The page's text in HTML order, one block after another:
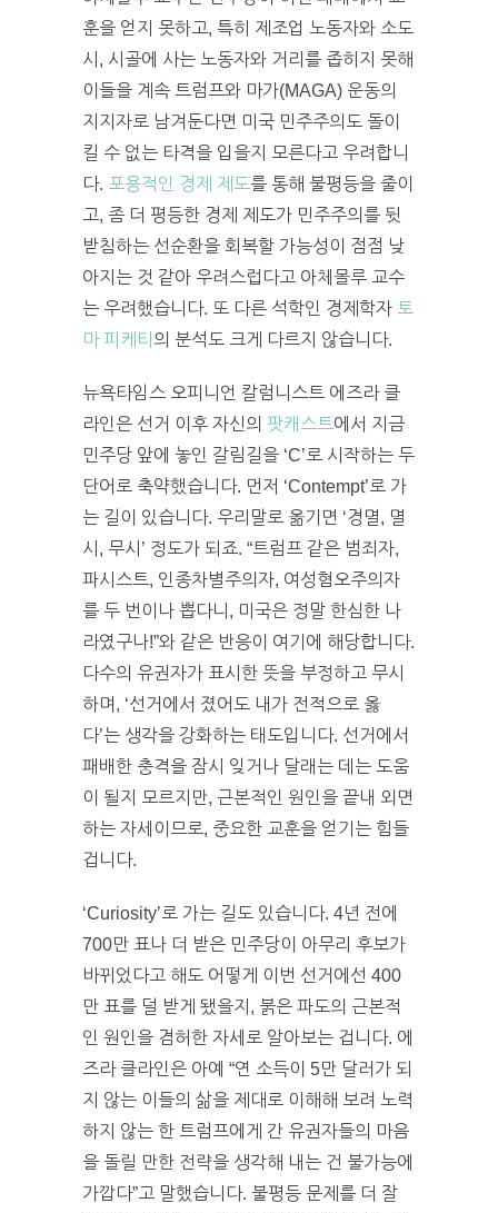
훈을 얻지 못하고, 특히 제조업 노동자와 소도
시, 시골에 사는 노동자와 거리를 좁히지 못해
이들을 계속 트럼프와 마가(MAGA) 운동의
지지자로 남겨둔다면 미국 민주주의도 돌이
킬 수 없는 타격을 입을지 모른다고 우려합니
다. 포용적인 경제 제도를 통해 불평등을 줄이
고, 좀 더 평등한 경제 제도가 민주주의를 뒷
받침하는 선순환을 회복할 가능성이 점점 낮
아지는 것 같아 우려스럽다고 아체몰루 교수
는 우려했습니다. 또 다른 석학인 경제학자 토
마 피케티 의 분석도 크게 다르지 않습니다.
뉴욕타임스 오피니언 칼럼니스트 에즈라 클
라인은 선거 이후 자신의 팟캐스트에서 지금
민주당 앞에 놓인 갈림길을 ‘C’로 시작하는 두
단어로 축약했습니다. 먼저 ‘Contempt’로 가
는 길이 있습니다. 우리말로 옮기면 ‘경멸, 멸
시, 무시’ 정도가 되죠. “트럼프 같은 범죄자,
파시스트, 인종차별주의자, 여성혐오주의자
를 두 번이나 뽑다니, 미국은 정말 한심한 나
라였구나!”와 같은 반응이 여기에 해당합니다.
다수의 유권자가 표시한 뜻을 부정하고 무시
하며, ‘선거에서 졌어도 내가 전적으로 옳
다’는 생각을 강화하는 태도입니다. 선거에서
패배한 충격을 잠시 잊거나 달래는 데는 도움
이 될지 모르지만, 근본적인 원인을 끝내 외면
하는 자세이므로, 중요한 교훈을 얻기는 힘들
겁니다.
‘Curiosity’로 가는 길도 있습니다. 4년 전에
700만 표나 더 받은 민주당이 아무리 후보가
바뀌었다고 해도 어떻게 이번 선거에선 400
만 표를 덜 받게 됐을지, 붉은 파도의 근본적
인 원인을 겸허한 자세로 알아보는 겁니다. 에
즈라 클라인은 아예 “연 소득이 5만 달러가 되
지 않는 이들의 삶을 제대로 이해해 보려 노력
하지 않는 한 트럼프에게 간 유권자들의 마음
을 돌릴 만한 전략을 생각해 내는 건 불가능에
가깝다”고 말했습니다. 불평등 문제를 더 잘